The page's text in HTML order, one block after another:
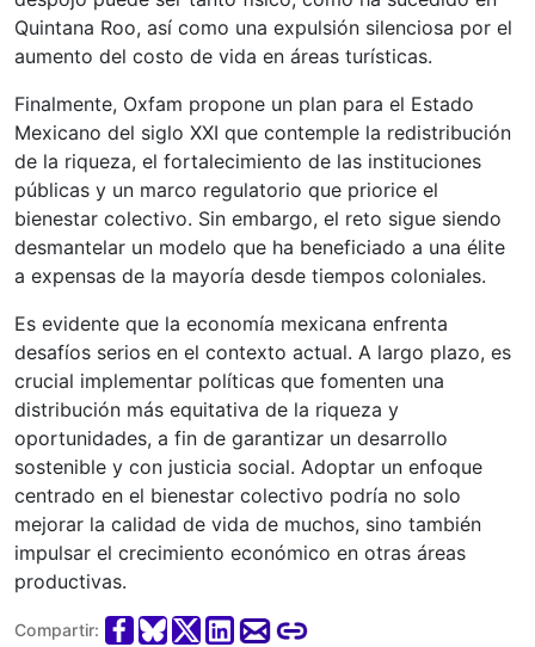
Quintana Roo, así como una expulsión silenciosa por el
aumento del costo de vida en áreas turísticas.
Finalmente, Oxfam propone un plan para el Estado
Mexicano del siglo XXI que contemple la redistribución
de la riqueza, el fortalecimiento de las instituciones
públicas y un marco regulatorio que priorice el
bienestar colectivo. Sin embargo, el reto sigue siendo
desmantelar un modelo que ha beneficiado a una élite
a expensas de la mayoría desde tiempos coloniales.
Es evidente que la economía mexicana enfrenta
desafíos serios en el contexto actual. A largo plazo, es
crucial implementar políticas que fomenten una
distribución más equitativa de la riqueza y
oportunidades, a fin de garantizar un desarrollo
sostenible y con justicia social. Adoptar un enfoque
centrado en el bienestar colectivo podría no solo
mejorar la calidad de vida de muchos, sino también
impulsar el crecimiento económico en otras áreas
productivas.
Compartir: